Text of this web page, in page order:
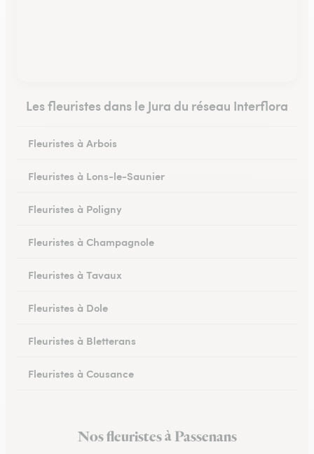
Les fleuristes dans le Jura du réseau Interflora
Fleuristes à Arbois
Fleuristes à Lons-le-Saunier
Fleuristes à Poligny
Fleuristes à Champagnole
Fleuristes à Tavaux
Fleuristes à Dole
Fleuristes à Bletterans
Fleuristes à Cousance
Fleuristes à Moirans-en-Montagne
Nos fleuristes à Passenans